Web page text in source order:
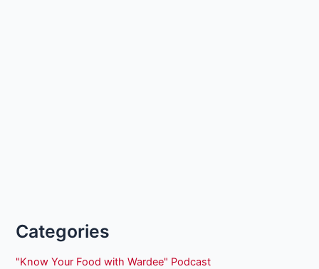
Categories
"Know Your Food with Wardee" Podcast